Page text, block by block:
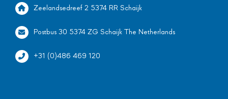
Zeelandsedreef 2 5374 RR Schaijk
Postbus 30 5374 ZG Schaijk The Netherlands
+31 (0)486 469 120